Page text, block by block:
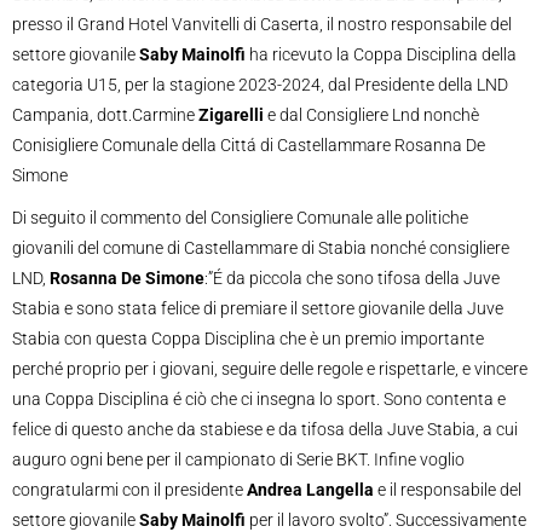
presso il Grand Hotel Vanvitelli di Caserta, il nostro responsabile del
settore giovanileSaby Mainolfi ha ricevuto la Coppa Disciplina della
categoria U15, per la stagione 2023-2024, dal Presidente della LND
Campania, dott.CarmineZigarelli e dal Consigliere Lnd nonchè
Conisigliere Comunale della Cittá di Castellammare Rosanna De
Simone
Di seguito il commento del Consigliere Comunale alle politiche
giovanili del comune di Castellammare di Stabia nonché consigliere
LND, Rosanna De Simone:”É da piccola che sono tifosa della Juve
Stabia e sono stata felice di premiare il settore giovanile della Juve
Stabia con questa Coppa Disciplina che è un premio importante
perché proprio per i giovani, seguire delle regole e rispettarle, e vincere
una Coppa Disciplina é ciò che ci insegna lo sport. Sono contenta e
felice di questo anche da stabiese e da tifosa della Juve Stabia, a cui
auguro ogni bene per il campionato di Serie BKT. Infine voglio
congratularmi con il presidenteAndrea Langella e il responsabile del
settore giovanileSaby Mainolfi per il lavoro svolto”. Successivamente